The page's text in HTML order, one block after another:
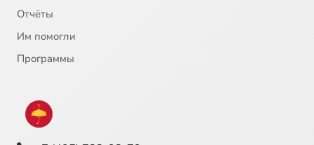
Отчёты
Им помогли
Программы